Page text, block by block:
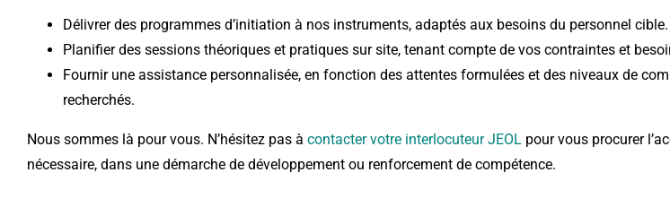
Délivrer des programmes d’initiation à nos instruments, adaptés aux besoins du personnel cible.
Planifier des sessions théoriques et pratiques sur site, tenant compte de vos contraintes et
Fournir une assistance personnalisée, en fonction des attentes formulées et des niveaux de
recherchés.
Nous sommes là pour vous. N’hésitez pas à contacter votre interlocuteur JEOL pour vous procurer
nécessaire, dans une démarche de développement ou renforcement de compétence.